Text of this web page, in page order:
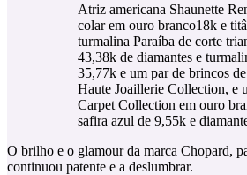
Atriz americana Shaunette
colar em ouro branco18k e
turmalina Paraíba de corte
43,38k de diamantes e
35,77k e um par de brincos
Haute Joaillerie Collection, e
Carpet Collection em ouro
safira azul de 9,55k e
O brilho e o glamour da marca Chopard,
continuou patente e a deslumbrar.